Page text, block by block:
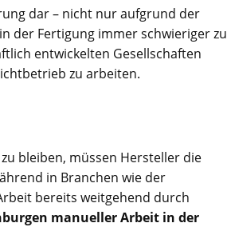
dar – nicht nur aufgrund der
der Fertigung immer schwieriger zu
entwickelten Gesellschaften
zu arbeiten.
bleiben, müssen Hersteller die
in Branchen wie der
bereits weitgehend durch
manueller Arbeit in der